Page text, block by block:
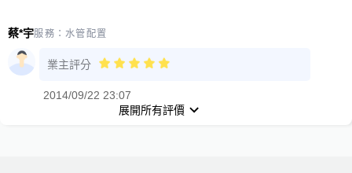
蔡*宇服務： 水管配置
業主評分
2014/09/22 23:07
展開所有評價